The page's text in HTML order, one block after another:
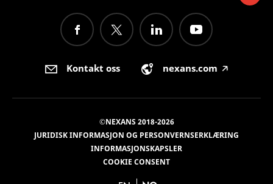
Kontakt oss nexans.com 🡥
©NEXANS 2018-2026
JURIDISK INFORMASJON OG PERSONVERNSERKLÆRING
INFORMASJONSKAPSLER
COOKIE CONSENT